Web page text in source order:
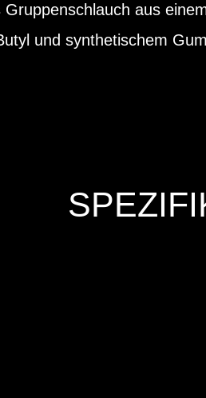
Gruppenschlauch aus
und synthetischem